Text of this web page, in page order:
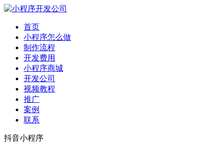
首页
小程序怎么做
制作流程
开发费用
小程序商城
开发公司
视频教程
推广
案例
联系
抖音小程序